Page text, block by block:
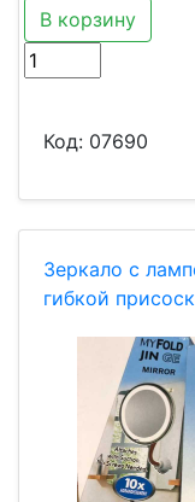
В корзину
Код: 07690
Зеркало с
гибкой